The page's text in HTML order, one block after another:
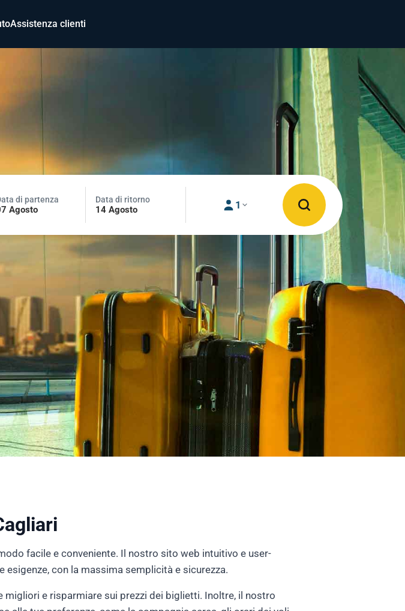
Assistenza clienti
di partenza
Agosto
Data di ritorno
14 Agosto 1
facile e conveniente. Il nostro sito web intuitivo e user-
con la massima semplicità e sicurezza.
e risparmiare sui prezzi dei biglietti. Inoltre, il nostro